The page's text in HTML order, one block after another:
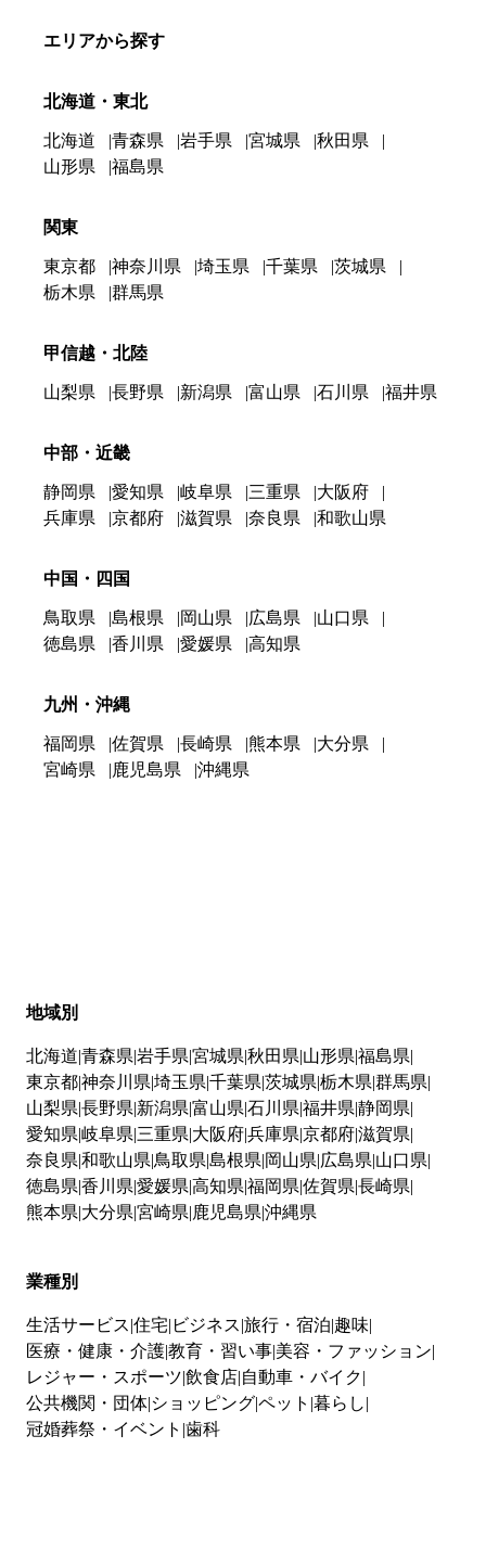
エリアから探す
北海道・東北
北海道 青森県 岩手県 宮城県
秋田県
山形県
福島県
関東
東京都 神奈川県 埼玉県 千葉県
茨城県
栃木県
群馬県
甲信越・北陸
山梨県 長野県 新潟県 富山県 石川県 福井県
中部・近畿
静岡県 愛知県 岐阜県 三重県
大阪府
兵庫県
京都府 滋賀県 奈良県 和歌山県
中国・四国
鳥取県 島根県 岡山県 広島県
山口県
徳島県
香川県 愛媛県 高知県
九州・沖縄
福岡県 佐賀県 長崎県 熊本県
大分県
宮崎県
鹿児島県 沖縄県
地域別
北海道 青森県 岩手県 宮城県 秋田県 山形県 福島県
東京都神奈川県 埼玉県 千葉県 茨城県 栃木県 群馬県
山梨県 長野県 新潟県 富山県 石川県 福井県 静岡県
愛知県 岐阜県 三重県 大阪府兵庫県 京都府滋賀県
奈良県 和歌山県 鳥取県 島根県 岡山県 広島県 山口県
徳島県 香川県 愛媛県 高知県 福岡県 佐賀県 長崎県
熊本県 大分県 宮崎県 鹿児島県 沖縄県
業種別
生活サービス 住宅 ビジネス 旅行・宿泊 趣味
医療・健康・介護教育・習い事 美容・ファッション
レジャー・スポーツ 飲食店 自動車・バイク
公共機関・団体 ショッピングペット 暮らし
冠婚葬祭・イベント 歯科